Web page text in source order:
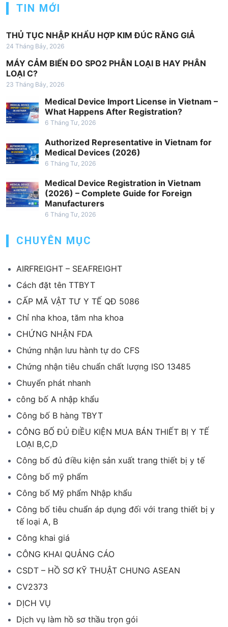
TIN MỚI
THỦ TỤC NHẬP KHẨU HỢP KIM ĐÚC RĂNG GIẢ
24 Tháng Bảy, 2026
MÁY CẢM BIẾN ĐO SPO2 PHÂN LOẠI B HAY PHÂN
LOẠI C?
23 Tháng Bảy, 2026
Medical Device Import License in Vietnam –
What Happens After Registration?
6 Tháng Tư, 2026
Authorized Representative in Vietnam for
Medical Devices (2026)
6 Tháng Tư, 2026
Medical Device Registration in Vietnam
(2026) – Complete Guide for Foreign
Manufacturers
6 Tháng Tư, 2026
CHUYÊN MỤC
AIRFREIGHT – SEAFREIGHT
Cách đặt tên TTBYT
CẤP MÃ VẬT TƯ Y TẾ QĐ 5086
Chỉ nha khoa, tăm nha khoa
CHỨNG NHẬN FDA
Chứng nhận lưu hành tự do CFS
Chứng nhận tiêu chuẩn chất lượng ISO 13485
Chuyển phát nhanh
công bố A nhập khẩu
Công bố B hàng TBYT
CÔNG BỐ ĐỦ ĐIỀU KIỆN MUA BÁN THIẾT BỊ Y TẾ
LOẠI B,C,D
Công bố đủ điều kiện sản xuất trang thiết bị y tế
Công bố mỹ phẩm
Công bố Mỹ phẩm Nhập khẩu
Công bố tiêu chuẩn áp dụng đối với trang thiết bị y
tế loại A, B
Công khai giá
CÔNG KHAI QUẢNG CÁO
CSDT – HỒ SƠ KỸ THUẬT CHUNG ASEAN
CV2373
DỊCH VỤ
Dịch vụ làm hồ sơ thầu trọn gói